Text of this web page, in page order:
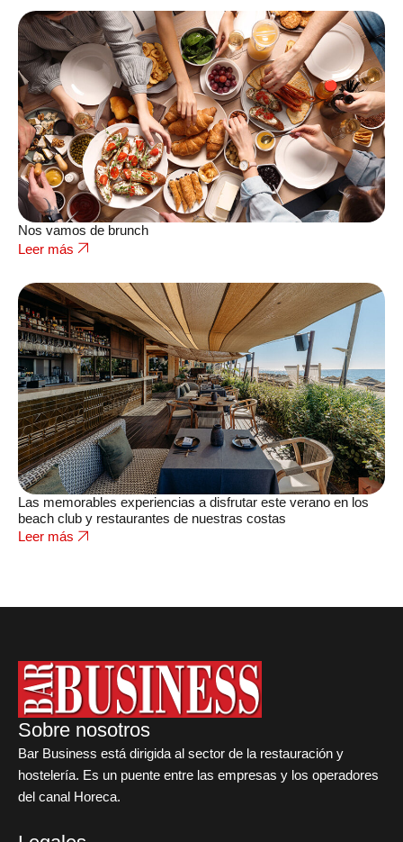
Nos vamos de brunch
Leer más
Las memorables experiencias a disfrutar este verano en los
beach club y restaurantes de nuestras costas
Leer más
Sobre nosotros
Bar Business está dirigida al sector de la restauración y
hostelería. Es un puente entre las empresas y los operadores
del canal Horeca.